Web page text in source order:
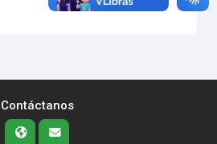
Contáctanos